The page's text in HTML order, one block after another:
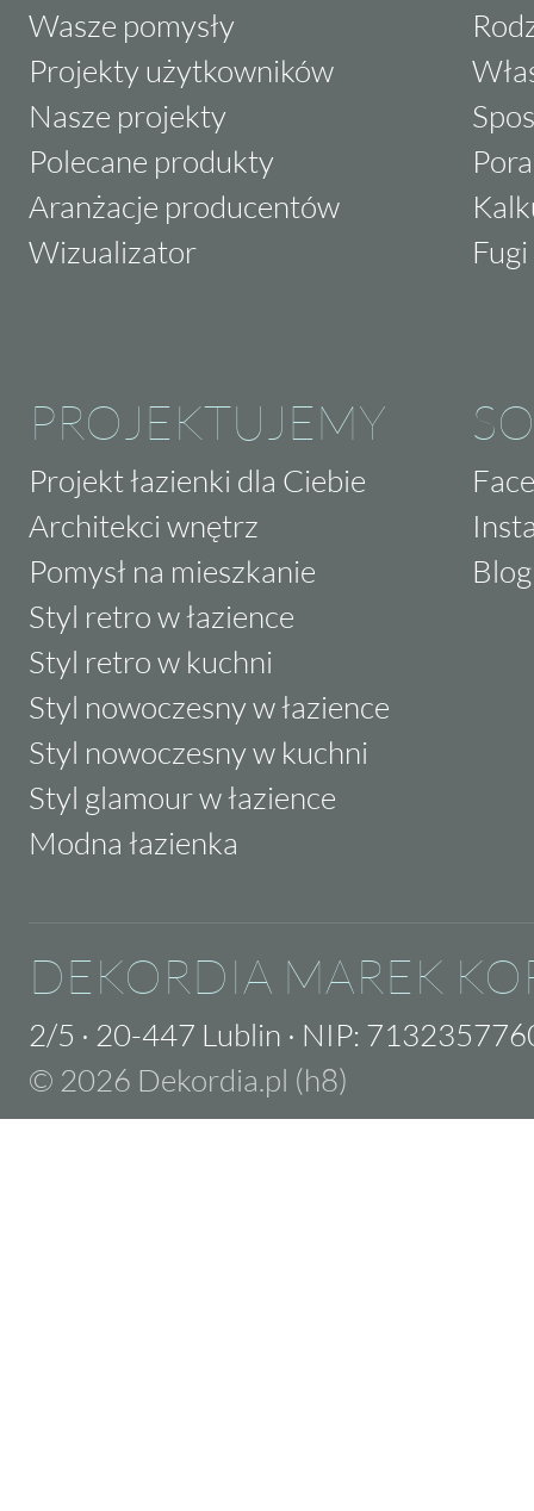
Wasze pomysły
Projekty użytkowników
Nasze projekty
Polecane produkty
Aranżacje producentów
Wizualizator
PROJEKTUJEMY
Projekt łazienki dla Ciebie
Architekci wnętrz
Pomysł na mieszkanie
Styl retro w łazience
Styl retro w kuchni
Styl nowoczesny w łazience
Styl nowoczesny w kuchni
Styl glamour w łazience
Modna łazienka
Blog
DEKORDIA MAREK
2/5 · 20-447 Lublin · NIP:
© 2026 Dekordia.pl (h8)